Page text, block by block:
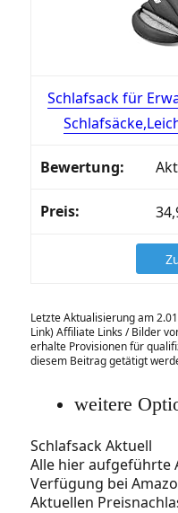
Schlafsack für
Letzte Aktualisierung am
Link) Affiliate Links / Bilder
erhalte Provisionen für
diesem Beitrag getätigt
weitere
Schlafsack Aktuell
Alle hier aufgeführte
Verfügung bei
Aktuellen